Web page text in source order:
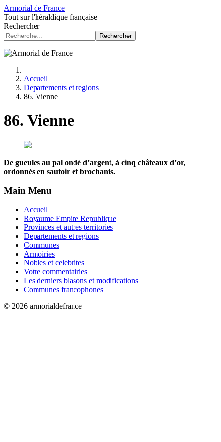
Armorial de France
Tout sur l'héraldique française
Rechercher
Rechercher
Accueil
Departements et regions
86. Vienne
86. Vienne
De gueules au pal ondé d’argent, à cinq châteaux d’or,
ordonnés en sautoir et brochants.
Main Menu
Accueil
Royaume Empire Republique
Provinces et autres territories
Departements et regions
Communes
Armoiries
Nobles et celebrites
Votre commentairies
Les derniers blasons et modifications
Communes francophones
© 2026 armorialdefrance